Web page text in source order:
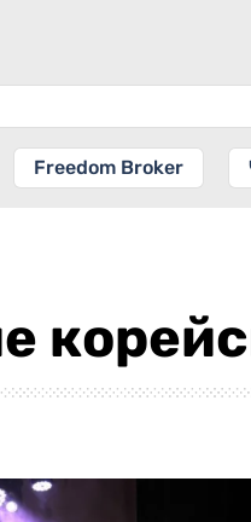
Freedom Broker